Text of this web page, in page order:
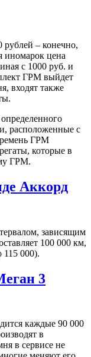
– конечно,
иномарок цена
с 1000 руб. и
ГРМ выйдет
входят также
расположенные с
ГРМ
которые в
ГРМ.
Аккорд
зависящим
100 000 км,
115 000).
3
каждые 90 000
в
в сервисе не